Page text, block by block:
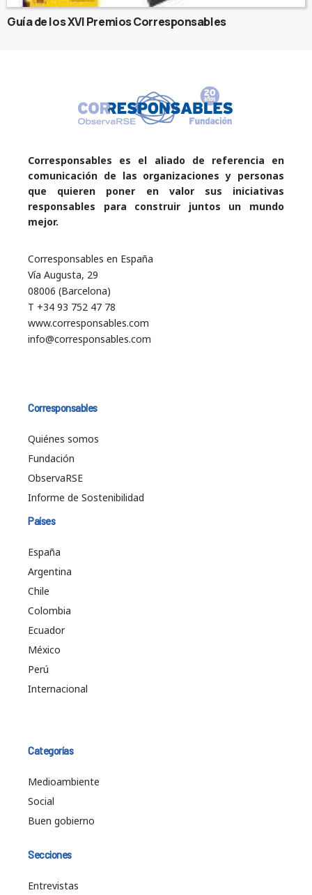
Guía de los XVI Premios Corresponsables
Corresponsables es el aliado de referencia en
comunicación de las organizaciones y personas
que quieren poner en valor sus iniciativas
responsables para construir juntos un mundo
mejor.
Corresponsables en España
Vía Augusta, 29
08006 (Barcelona)
T +34 93 752 47 78
www.corresponsables.com
info@corresponsables.com
Corresponsables
Quiénes somos
Fundación
ObservaRSE
Informe de Sostenibilidad
Países
España
Argentina
Chile
Colombia
Ecuador
México
Perú
Internacional
Categorías
Medioambiente
Social
Buen gobierno
Secciones
Entrevistas